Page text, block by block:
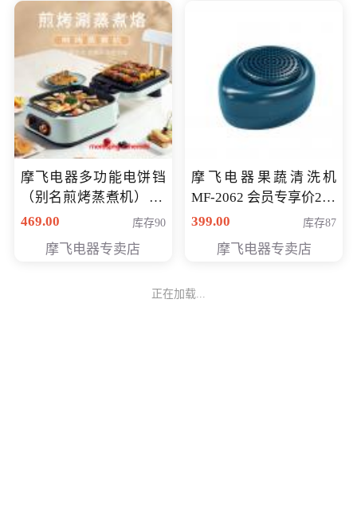
摩飞电器多功能电饼铛
（别名煎烤蒸煮机） 型
号MF-8888B 会员专享
469.00 库存90
摩飞电器专卖店
摩飞电器果蔬清洗机
MF-2062 会员专享价268
元
399.00 库存87
摩飞电器专卖店
正在加载...